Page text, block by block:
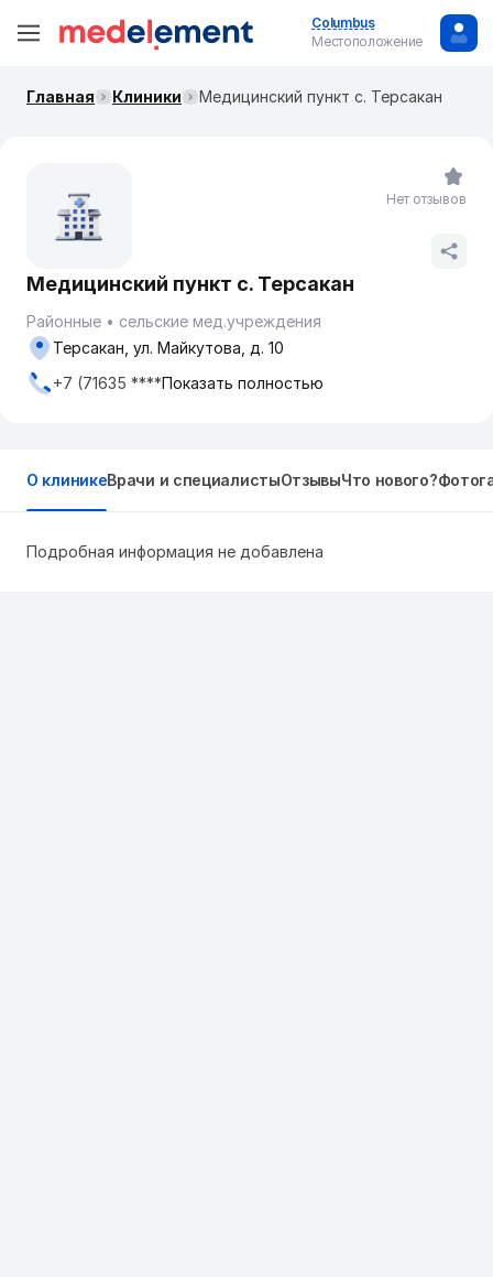
Columbus
Местоположение
Главная Клиники Медицинский пункт с. Терсакан
Медицинский пункт с. Терсакан
Районные
сельские мед.учреждения
Терсакан, ул. Майкутова, д. 10
+7 (71635 ****Показать полностью
Нет отзывов
О клиникеВрачи и специалистыОтзывыЧто нового?
Подробная информация не добавлена